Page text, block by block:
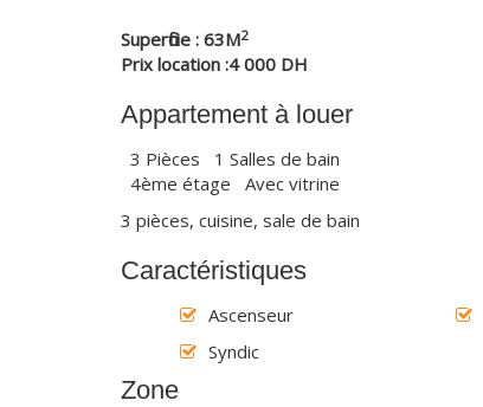
Superficie : 63M2
Prix location :4 000 DH
Appartement à louer
3 Pièces 1 Salles de bain
4ème étage Avec vitrine
3 pièces, cuisine, sale de bain
Caractéristiques
Ascenseur
Syndic
Zone